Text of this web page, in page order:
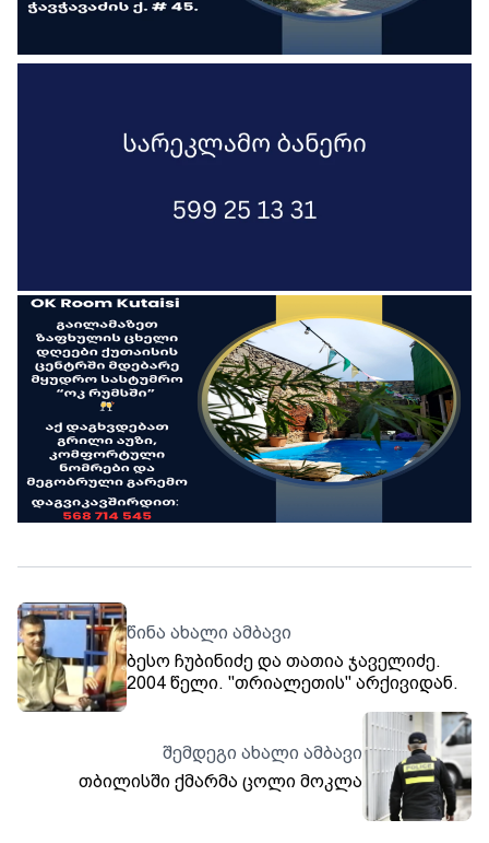
წინა ახალი ამბავი
ბესო ჩუბინიძე და თათია ჯაველიძე.
2004 წელი. "თრიალეთის" არქივიდან.
შემდეგი ახალი ამბავი
თბილისში ქმარმა ცოლი მოკლა